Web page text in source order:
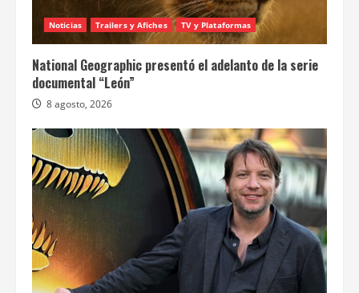
Noticias Trailers y Afiches TV y Plataformas
National Geographic presentó el adelanto de la serie
documental “León”
8 agosto, 2026